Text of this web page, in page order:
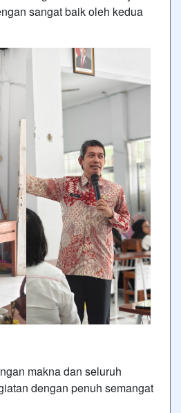
sangat baik oleh kedua
makna dan seluruh
dengan penuh semangat